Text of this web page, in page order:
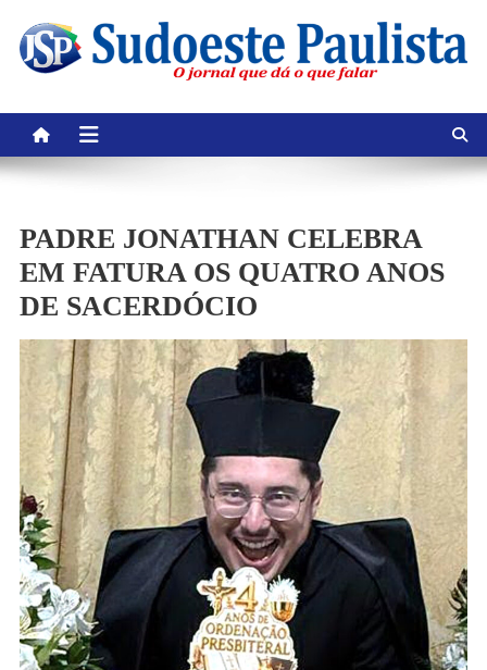
content
PADRE JONATHAN CELEBRA
EM FATURA OS QUATRO ANOS
DE SACERDÓCIO